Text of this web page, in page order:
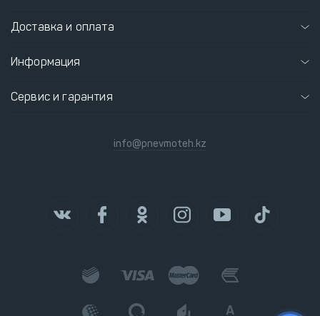
Доставка и оплата
Информация
Сервис и гарантия
info@pnevmoteh.kz